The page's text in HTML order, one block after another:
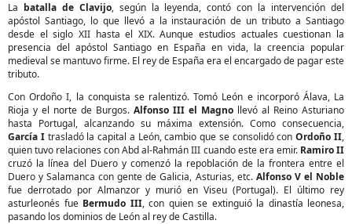
La batalla de Clavijo, según la leyenda, contó con la intervención del
apóstol Santiago, lo que llevó a la instauración de un tributo a Santiago
desde el siglo XII hasta el XIX. Aunque estudios actuales cuestionan la
presencia del apóstol Santiago en España en vida, la creencia popular
medieval se mantuvo firme. El rey de España era el encargado de pagar este
tributo.
Con Ordoño I, la conquista se ralentizó. Tomó León e incorporó Álava, La
Rioja y el norte de Burgos. Alfonso III el Magno llevó al Reino Asturiano
hasta Portugal, alcanzando su máxima extensión. Como consecuencia,
García Itrasladó la capital a León, cambio que se consolidó conOrdoño II,
quien tuvo relaciones con Abd al-Rahmán III cuando este era emir. Ramiro II
cruzó la línea del Duero y comenzó la repoblación de la frontera entre el
Duero y Salamanca con gente de Galicia, Asturias, etc. Alfonso V el Noble
fue derrotado por Almanzor y murió en Viseu (Portugal). El último rey
asturleonés fue Bermudo III, con quien se extinguió la dinastía leonesa,
pasando los dominios de León al rey de Castilla.